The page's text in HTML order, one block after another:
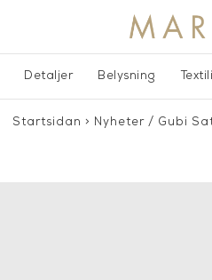
Detaljer Belysning
Startsidan > Nyheter/ Gubi